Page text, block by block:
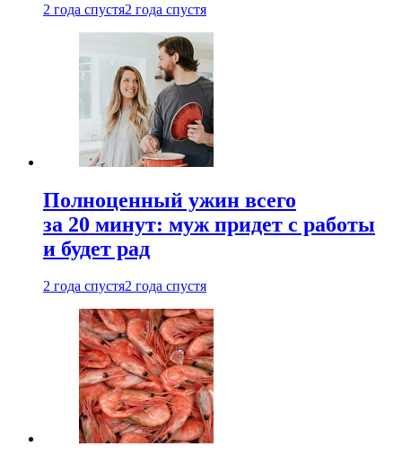
2 года спустя2 года спустя
Полноценный ужин всего
за 20 минут: муж придет с работы
и будет рад
2 года спустя2 года спустя